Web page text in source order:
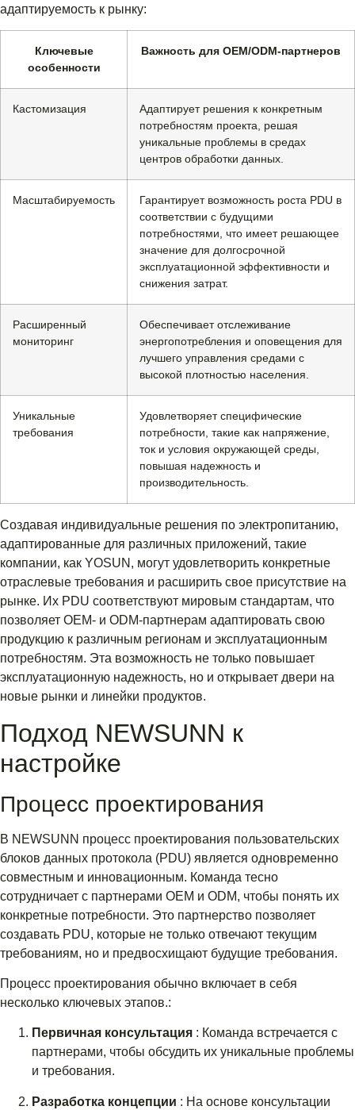
адаптируемость к рынку:
Ключевые
особенности
Важность для OEM/ODM-партнеров
Кастомизация
Адаптирует решения к конкретным
потребностям проекта, решая
уникальные проблемы в средах
центров обработки данных.
Масштабируемость
Гарантирует возможность роста PDU в
соответствии с будущими
потребностями, что имеет решающее
значение для долгосрочной
эксплуатационной эффективности и
снижения затрат.
Расширенный
мониторинг
Обеспечивает отслеживание
энергопотребления и оповещения для
лучшего управления средами с
высокой плотностью населения.
Уникальные
требования
Удовлетворяет специфические
потребности, такие как напряжение,
ток и условия окружающей среды,
повышая надежность и
производительность.
Создавая индивидуальные решения по электропитанию,
адаптированные для различных приложений, такие
компании, как YOSUN, могут удовлетворить конкретные
отраслевые требования и расширить свое присутствие на
рынке. Их PDU соответствуют мировым стандартам, что
позволяет OEM- и ODM-партнерам адаптировать свою
продукцию к различным регионам и эксплуатационным
потребностям. Эта возможность не только повышает
эксплуатационную надежность, но и открывает двери на
новые рынки и линейки продуктов.
Подход NEWSUNN к
настройке
Процесс проектирования
В NEWSUNN процесс проектирования пользовательских
блоков данных протокола (PDU) является одновременно
совместным и инновационным. Команда тесно
сотрудничает с партнерами OEM и ODM, чтобы понять их
конкретные потребности. Это партнерство позволяет
создавать PDU, которые не только отвечают текущим
требованиям, но и предвосхищают будущие требования.
Процесс проектирования обычно включает в себя
несколько ключевых этапов.:
Первичная консультация : Команда встречается с
партнерами, чтобы обсудить их уникальные проблемы
и требования.
Разработка концепции : На основе консультации